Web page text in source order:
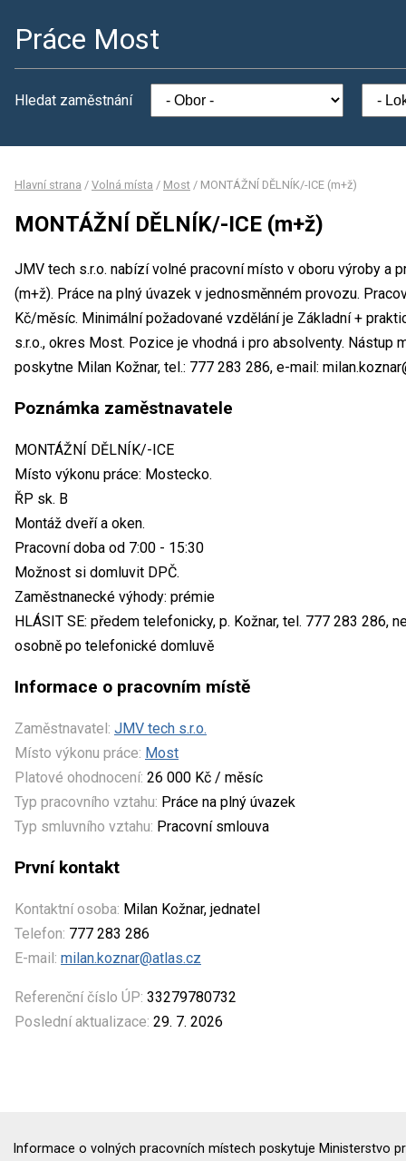
Práce Most
Hledat zaměstnání
Hlavní strana / Volná místa / Most / MONTÁŽNÍ DĚLNÍK/-ICE (m+ž)
MONTÁŽNÍ DĚLNÍK/-ICE (m+ž)
JMV tech s.r.o. nabízí volné pracovní místo v oboru výroby a
(m+ž). Práce na plný úvazek v jednosměnném provozu.
Kč/měsíc. Minimální požadované vzdělání je Základní +
s.r.o., okres Most. Pozice je vhodná i pro absolventy. Nástup
poskytne Milan Kožnar, tel.: 777 283 286, e-mail:
Poznámka zaměstnavatele
MONTÁŽNÍ DĚLNÍK/-ICE
Místo výkonu práce: Mostecko.
ŘP sk. B
Montáž dveří a oken.
Pracovní doba od 7:00 - 15:30
Možnost si domluvit DPČ.
Zaměstnanecké výhody: prémie
HLÁSIT SE: předem telefonicky, p. Kožnar, tel. 777 283 286,
osobně po telefonické domluvě
Informace o pracovním místě
Zaměstnavatel: JMV tech s.r.o.
Místo výkonu práce: Most
Platové ohodnocení: 26 000 Kč / měsíc
Typ pracovního vztahu: Práce na plný úvazek
Typ smluvního vztahu: Pracovní smlouva
První kontakt
Kontaktní osoba: Milan Kožnar, jednatel
Telefon: 777 283 286
E-mail: milan.koznar@atlas.cz
Referenční číslo ÚP: 33279780732
Poslední aktualizace: 29. 7. 2026
Informace o volných pracovních místech poskytuje Ministerstvo